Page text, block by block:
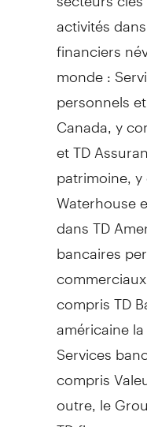
activités
financiers
monde :
personnels
Canada, y
et TD
patrimoine,
Waterhouse
dans TD
bancaires
compris TD
américaine
Services
compris
outre, le